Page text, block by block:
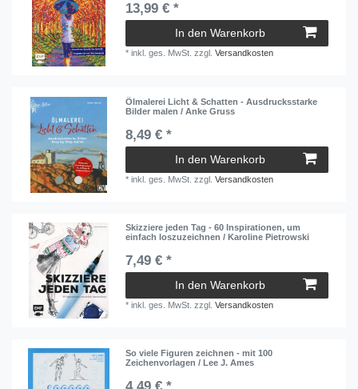
13,99 € *
In den Warenkorb
*inkl. ges. MwSt. zzgl.Versandkosten
Ölmalerei Licht & Schatten - Ausdrucksstarke
Bilder malen / Anke Gruss
8,49 € *
In den Warenkorb
*inkl. ges. MwSt. zzgl.Versandkosten
Skizziere jeden Tag - 60 Inspirationen, um
einfach loszuzeichnen / Karoline Pietrowski
7,49 € *
In den Warenkorb
*inkl. ges. MwSt. zzgl.Versandkosten
So viele Figuren zeichnen - mit 100
Zeichenvorlagen / Lee J. Ames